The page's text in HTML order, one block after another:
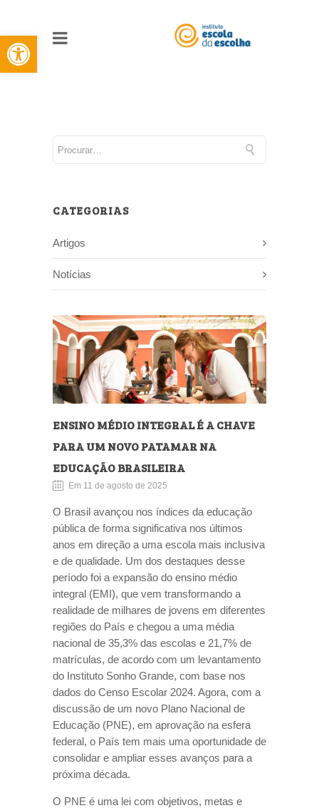
Barra de Ferramentas Aberta
CATEGORIAS
Artigos
Notícias
ENSINO MÉDIO INTEGRAL É A CHAVE
PARA UM NOVO PATAMAR NA
EDUCAÇÃO BRASILEIRA
Em 11 de agosto de 2025
O Brasil avançou nos índices da educação
pública de forma significativa nos últimos
anos em direção a uma escola mais inclusiva
e de qualidade. Um dos destaques desse
período foi a expansão do ensino médio
integral (EMI), que vem transformando a
realidade de milhares de jovens em diferentes
regiões do País e chegou a uma média
nacional de 35,3% das escolas e 21,7% de
matrículas, de acordo com um levantamento
do Instituto Sonho Grande, com base nos
dados do Censo Escolar 2024. Agora, com a
discussão de um novo Plano Nacional de
Educação (PNE), em aprovação na esfera
federal, o País tem mais uma oportunidade de
consolidar e ampliar esses avanços para a
próxima década.
O PNE é uma lei com objetivos, metas e